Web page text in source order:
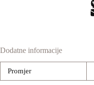
Dodatne informacije
Promjer